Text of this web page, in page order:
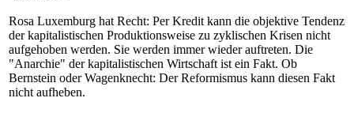
Rosa Luxemburg hat Recht: Per Kredit kann die objektive Tendenz
der kapitalistischen Produktionsweise zu zyklischen Krisen nicht
aufgehoben werden. Sie werden immer wieder auftreten. Die
"Anarchie" der kapitalistischen Wirtschaft ist ein Fakt. Ob
Bernstein oder Wagenknecht: Der Reformismus kann diesen Fakt
nicht aufheben.